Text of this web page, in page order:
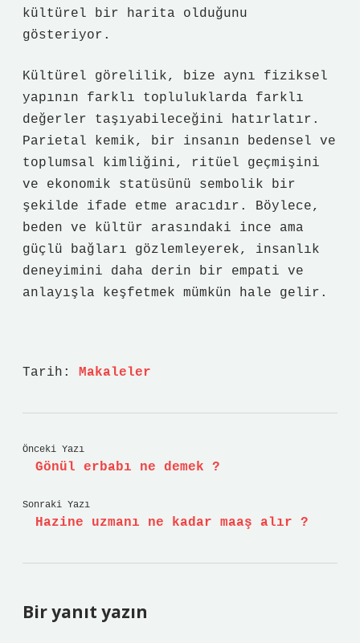
kültürel bir harita olduğunu
gösteriyor.
Kültürel görelilik, bize aynı fiziksel
yapının farklı topluluklarda farklı
değerler taşıyabileceğini hatırlatır.
Parietal kemik, bir insanın bedensel ve
toplumsal kimliğini, ritüel geçmişini
ve ekonomik statüsünü sembolik bir
şekilde ifade etme aracıdır. Böylece,
beden ve kültür arasındaki ince ama
güçlü bağları gözlemleyerek, insanlık
deneyimini daha derin bir empati ve
anlayışla keşfetmek mümkün hale gelir.
Tarih: Makaleler
Önceki Yazı
Gönül erbabı ne demek ?
Sonraki Yazı
Hazine uzmanı ne kadar maaş alır ?
Bir yanıt yazın